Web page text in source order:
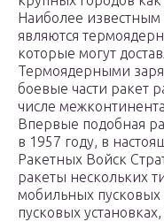
Наиболее
являются
которые могут
Термоядерными
боевые части ракет
числе
Впервые подобная
в 1957 году, в
Ракетных Войск
ракеты нескольких
мобильных пусковых
пусковых